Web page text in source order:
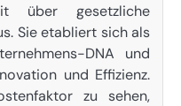
über gesetzliche
Sie etabliert sich als
DNA und
und Effizienz.
zu sehen,